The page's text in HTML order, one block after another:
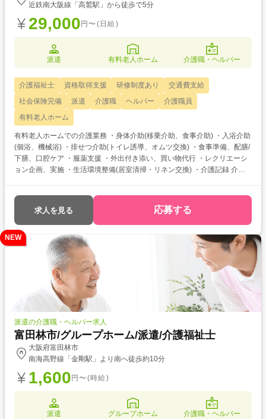
近鉄南大阪線「高鷲駅」から徒歩で5分
29,000 円〜(日給)
派遣 有料老人ホーム 介護職・ヘルパー
介護福祉士 資格取得支援 研修制度あり
交通費支給
社会保険完備
派遣 介護職 ヘルパー
介護職員
有料老人ホーム
有料老人ホームでの介護業務 ・身体介助(移乗介助、食事介助) ・入浴介助
(個浴、機械浴) ・排せつ介助(トイレ誘導、オムツ交換) ・食事準備、配膳/
下膳、口腔ケア ・服薬支援 ・外出付き添い、買い物代行 ・レクリエーシ
ョン企画、実施 ・生活環境整備(居室清掃・リネン交換) ・介護記録 介護
経験の施設で働きたい) ・対人スキルアップ (幅広20代～60代活躍中の職
場でコミュニケーション力を磨きたい)
求人を見る 応募する
NEW
派遣の介護職・ヘルパー求人
富田林市/グループホーム/派遣/介護福祉士
大阪府富田林市
南海高野線「金剛駅」より南へ徒歩約10分
1,600 円〜(時給)
派遣 グループホーム 介護職・ヘルパー